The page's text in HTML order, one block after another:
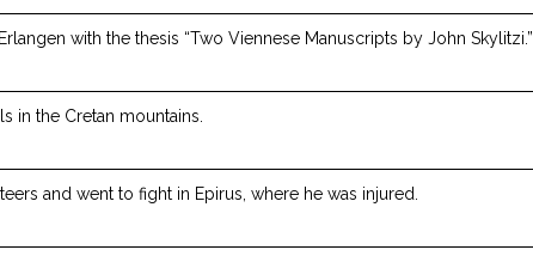
with the thesis “Two Viennese Manuscripts by John Skylitzi.”
in the Cretan mountains.
and went to fight in Epirus, where he was injured.